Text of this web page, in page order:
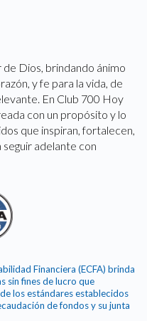
Dios, brindando ánimo
y fe para la vida, de
En Club 700 Hoy
con un propósito y lo
que inspiran, fortalecen,
seguir adelante con
Financiera (ECFA) brinda
sin fines de lucro que
los estándares establecidos
de fondos y su junta